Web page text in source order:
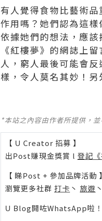
有人覺得食物比藝術
作用嗎？她們認為這
依據她們的想法，應
《紅樓夢》的網誌上
人，窮人最後可能會
樣，令人莫名其妙！
*本站之內容由作者所提供，
【 U Creator 招募 】
出Post賺現金獎賞 l 登記
【 睇Post + 參加品牌活動
瀏覽更多社群 打卡 丶 旅遊
U Blog開咗WhatsApp啦